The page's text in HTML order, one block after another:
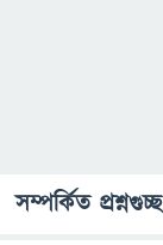
সম্পর্কিত প্রশ্নগুচ্ছ